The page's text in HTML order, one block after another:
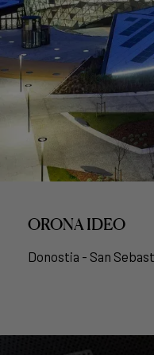
ORONA IDEO
Donostia - San